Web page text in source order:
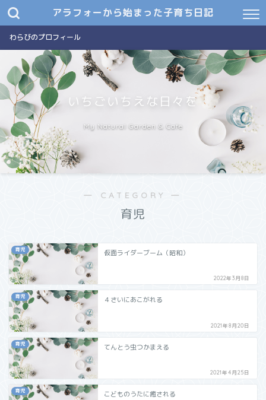
アラフォーから始まった子育ち日記
わらびのプロフィール
いちごいちえな日々を
My Natural Garden & Cafe
― CATEGORY ―
育児
育児 仮面ライダーブーム（昭和）
2022年3月8日
育児 ４さいにあこがれる
2021年8月20日
育児 てんとう虫つかまえる
2021年4月25日
育児 こどものうたに癒される